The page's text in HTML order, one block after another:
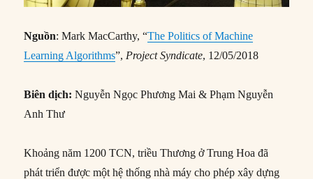
Nguồn: Mark MacCarthy, “The Politics of Machine
Learning Algorithms”, Project Syndicate, 12/05/2018
Biên dịch:Nguyễn Ngọc Phương Mai & Phạm Nguyễn
Anh Thư
Khoảng năm 1200 TCN, triều Thương ở Trung Hoa đã
phát triển được một hệ thống nhà máy cho phép xây dựng